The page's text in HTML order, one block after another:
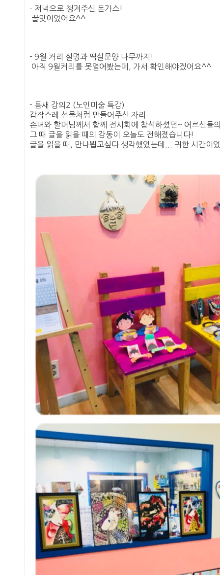
- 저녁으로 챙겨주신 돈가스!
꿀맛이었어요^^
- 9월 커리 설명과 떡살문양 나무까지!
아직 9월커리를 못열어봤는데, 가서 확인해야겠어요^^
- 틈새 강의2 (노인미술 특강)
갑작스레 선물처럼 만들어주신 자리
손녀와 할머님께서 함께 전시회에 참석하셨던~ 어르신들
그 때 글을 읽을 때의 감동이 오늘도 전해졌습니다!
글을 읽을 때, 만나뵙고싶다 생각했었는데... 귀한 시간이